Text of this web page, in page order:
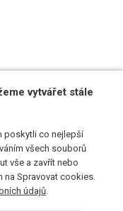
vytvářet stále
poskytli co nejlepší
všech souborů
vše a zavřít nebo
na Spravovat cookies.
údajů.